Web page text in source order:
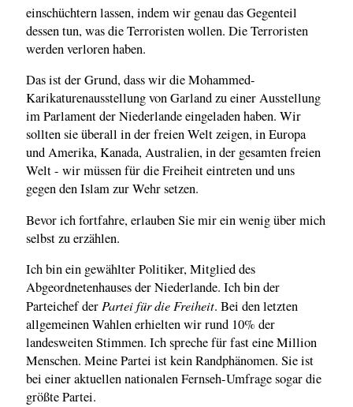
einschüchtern lassen, indem wir genau das Gegenteil
dessen tun, was die Terroristen wollen. Die Terroristen
werden verloren haben.
Das ist der Grund, dass wir die Mohammed-
Karikaturenausstellung von Garland zu einer Ausstellung
im Parlament der Niederlande eingeladen haben. Wir
sollten sie überall in der freien Welt zeigen, in Europa
und Amerika, Kanada, Australien, in der gesamten freien
Welt - wir müssen für die Freiheit eintreten und uns
gegen den Islam zur Wehr setzen.
Bevor ich fortfahre, erlauben Sie mir ein wenig über mich
selbst zu erzählen.
Ich bin ein gewählter Politiker, Mitglied des
Abgeordnetenhauses der Niederlande. Ich bin der
Parteichef der Partei für die Freiheit. Bei den letzten
allgemeinen Wahlen erhielten wir rund 10% der
landesweiten Stimmen. Ich spreche für fast eine Million
Menschen. Meine Partei ist kein Randphänomen. Sie ist
bei einer aktuellen nationalen Fernseh-Umfrage sogar die
größte Partei.